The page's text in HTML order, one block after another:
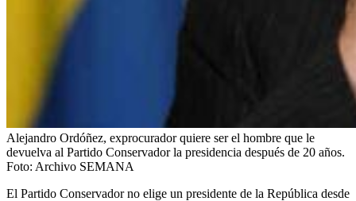
Alejandro Ordóñez, exprocurador quiere ser el hombre que le
devuelva al Partido Conservador la presidencia después de 20 años.
Foto: Archivo SEMANA
El Partido Conservador no elige un presidente de la República desde